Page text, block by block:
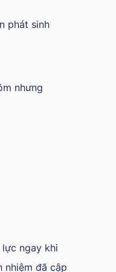
phát sinh
nhưng
ngay khi
nhiệm đã cập